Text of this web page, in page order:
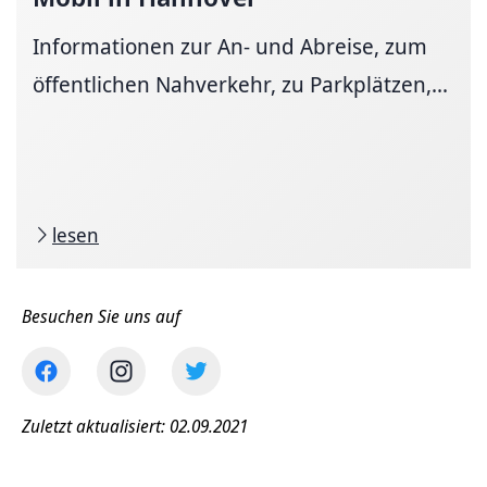
Informationen zur An- und Ab­reise, zum
öffent­li­chen Nah­ver­kehr, zu Park­plätzen,...
lesen
Besuchen Sie uns auf
Zuletzt aktualisiert: 02.09.2021